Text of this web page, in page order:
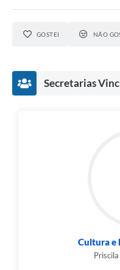
GOSTEI NÃO
Secretarias
Cultura e